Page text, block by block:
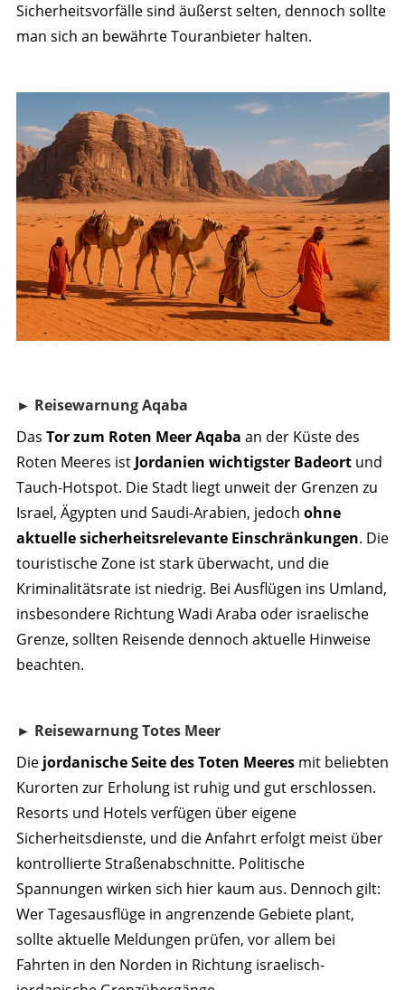
Sicherheitsvorfälle sind äußerst selten, dennoch sollte
man sich an bewährte Touranbieter halten.
► Reisewarnung Aqaba
Das Tor zum Roten Meer Aqaba an der Küste des
Roten Meeres ist Jordanien wichtigster Badeortund
Tauch-Hotspot. Die Stadt liegt unweit der Grenzen zu
Israel, Ägypten und Saudi-Arabien, jedoch ohne
aktuelle sicherheitsrelevante Einschränkungen. Die
touristische Zone ist stark überwacht, und die
Kriminalitätsrate ist niedrig. Bei Ausflügen ins Umland,
insbesondere Richtung Wadi Araba oder israelische
Grenze, sollten Reisende dennoch aktuelle Hinweise
beachten.
► Reisewarnung Totes Meer
Die jordanische Seite des Toten Meeres mit beliebten
Kurorten zur Erholung ist ruhig und gut erschlossen.
Resorts und Hotels verfügen über eigene
Sicherheitsdienste, und die Anfahrt erfolgt meist über
kontrollierte Straßenabschnitte. Politische
Spannungen wirken sich hier kaum aus. Dennoch gilt:
Wer Tagesausflüge in angrenzende Gebiete plant,
sollte aktuelle Meldungen prüfen, vor allem bei
Fahrten in den Norden in Richtung israelisch-